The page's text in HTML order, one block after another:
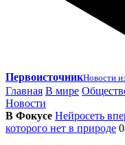
ПервоисточникНовости
Главная В мире
Новости
В Фокусе Нейросеть
которого нет в природе